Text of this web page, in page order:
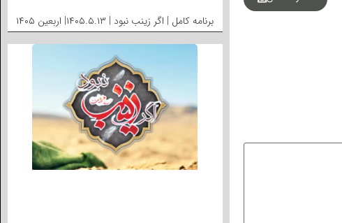
برنامه کامل | اگر زینب نبود | ۱۴۰۵.۵.۱۳| اربعین ۱۴۰۵